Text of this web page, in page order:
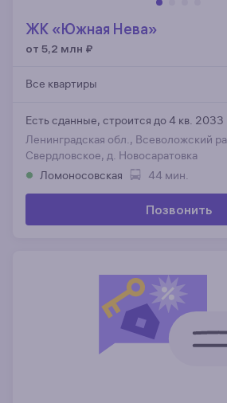
ЖК «Южная Нева»
от 5,2 млн ₽
Все квартиры
Есть сданные, строится до 4 кв. 2033
Ленинградская обл., Всеволожский
Свердловское, д. Новосаратовка
Ломоносовская
44 мин.
Позвонить